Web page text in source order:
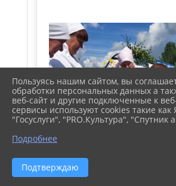
Пользуясь нашим сайтом, вы
обработки персональных данных а
веб-сайт и другие подключенные к
сервисы используют cookies такие
"Госуслуги", "PRO.Культура", "Спутник
Подробнее
Подтверждаю